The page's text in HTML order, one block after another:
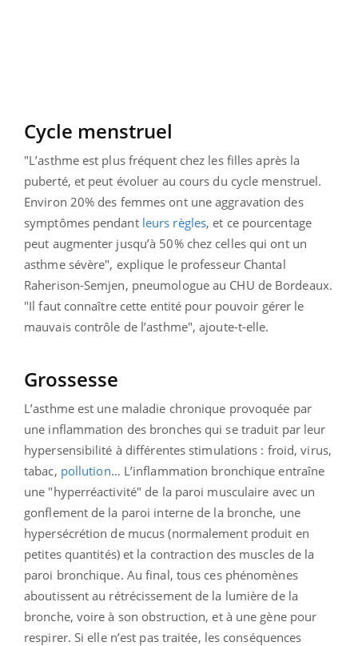
Cycle menstruel
"L’asthme est plus fréquent chez les filles après la
puberté, et peut évoluer au cours du cycle menstruel.
Environ 20% des femmes ont une aggravation des
symptômes pendant leurs règles, et ce pourcentage
peut augmenter jusqu’à 50% chez celles qui ont un
asthme sévère", explique le professeur Chantal
Raherison-Semjen, pneumologue au CHU de Bordeaux.
"Il faut connaître cette entité pour pouvoir gérer le
mauvais contrôle de l’asthme", ajoute-t-elle.
Grossesse
L’asthme est une maladie chronique provoquée par
une inflammation des bronches qui se traduit par leur
hypersensibilité à différentes stimulations : froid, virus,
tabac, pollution… L’inflammation bronchique entraîne
une "hyperréactivité" de la paroi musculaire avec un
gonflement de la paroi interne de la bronche, une
hypersécrétion de mucus (normalement produit en
petites quantités) et la contraction des muscles de la
paroi bronchique. Au final, tous ces phénomènes
aboutissent au rétrécissement de la lumière de la
bronche, voire à son obstruction, et à une gène pour
respirer. Si elle n’est pas traitée, les conséquences